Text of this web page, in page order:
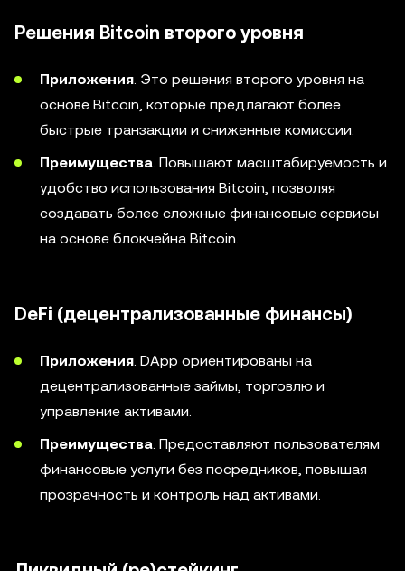
Решения Bitcoin второго уровня
Приложения. Это решения второго уровня на
основе Bitcoin, которые предлагают более
быстрые транзакции и сниженные комиссии.
Преимущества. Повышают масштабируемость и
удобство использования Bitcoin, позволяя
создавать более сложные финансовые сервисы
на основе блокчейна Bitcoin.
DeFi (децентрализованные финансы)
Приложения. DApp ориентированы на
децентрализованные займы, торговлю и
управление активами.
Преимущества. Предоставляют пользователям
финансовые услуги без посредников, повышая
прозрачность и контроль над активами.